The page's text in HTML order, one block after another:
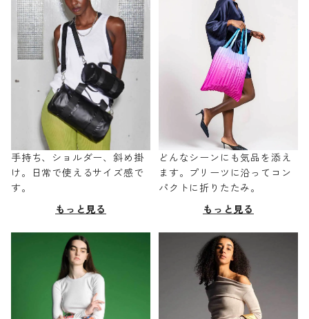
手持ち、ショルダー、斜め掛
け。日常で使えるサイズ感で
す。
もっと見る
どんなシーンにも気品を添え
ます。プリーツに沿ってコン
パクトに折りたたみ。
もっと見る